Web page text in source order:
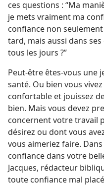
ces questions : “Ma
je mets vraiment ma
confiance non
tard, mais aussi dans
tous les jours ?”
Peut-être êtes-​vous une
santé. Ou bien vous
confortable et jouissez
bien. Mais vous devez
concernent votre travail
désirez ou dont vous
vous aimeriez faire.
confiance dans votre
Jacques, rédacteur
toute confiance mal